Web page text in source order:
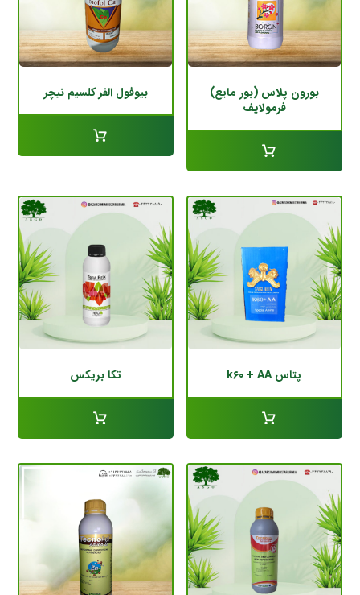
بورون پلاس (بور مایع)
فرمولایف
بیوفول الفر کلسیم نیچر
پتاس k۶۰ + AA تکا بریکس